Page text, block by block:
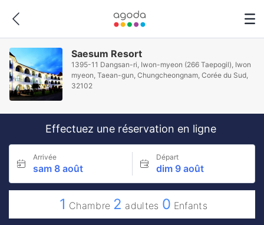
Saesum Resort
1395-11 Dangsan-ri, Iwon-myeon (266 Taepogil), Iwon
myeon, Taean-gun, Chungcheongnam, Corée du Sud,
32102
Effectuez une réservation en ligne
Arrivée
sam 8 août
Départ
dim 9 août
1 Chambre 2 adultes 0 Enfants